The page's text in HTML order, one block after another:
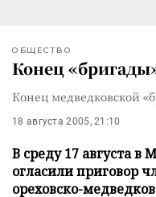
ОБЩЕСТВО
Конец
Конец медведковской
18 августа 2005, 21:10
В среду 17 августа в
огласили приговор
ореховско-